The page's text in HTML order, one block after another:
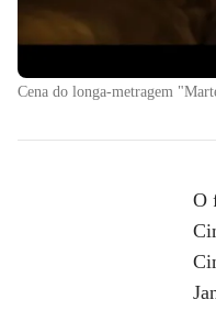
Cena do longa-metragem
O